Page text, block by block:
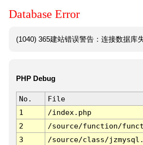
Database Error
(1040) 365建站错误警告：连接数据库
PHP Debug
No. File
1
/index.php
2
/source/function/
3
/source/class/